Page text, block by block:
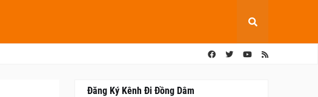
Đăng Ký Kênh Đi Đồng Dâm